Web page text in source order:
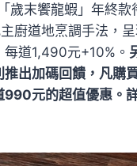
歲末饗龍蝦」年終
廚道地烹調手法，
道1,490元+10%。
出加碼回饋，凡購
元的超值優惠。